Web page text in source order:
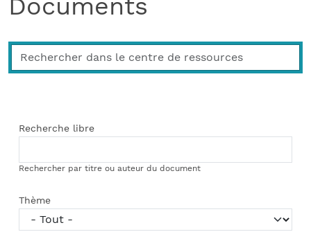
Documents
Recherche libre
Rechercher par titre ou auteur du document
Thème